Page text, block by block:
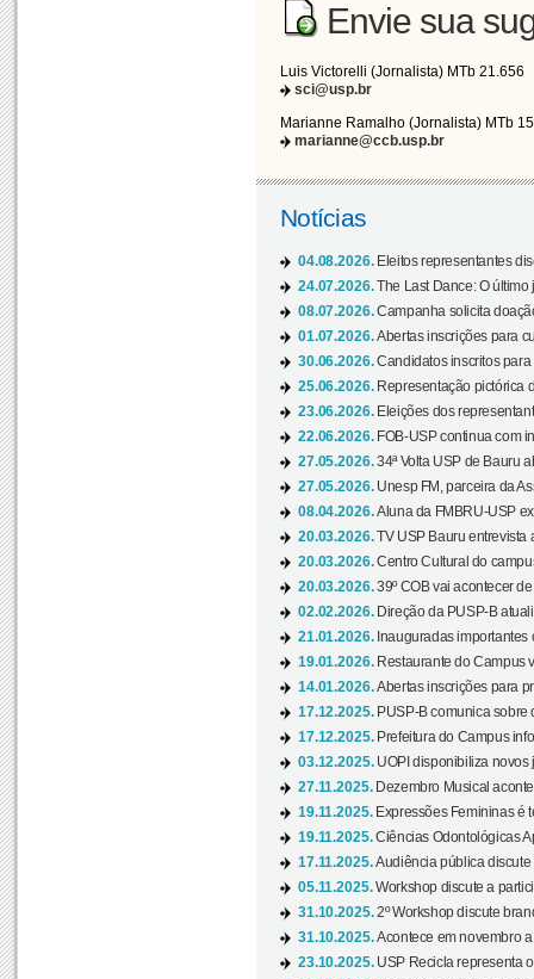
Envie sua
Luis Victorelli (Jornalista) MTb 21.656
sci@usp.br
Marianne Ramalho (Jornalista) MTb
marianne@ccb.usp.br
Notícias
04.08.2026. Eleitos representantes
24.07.2026.The Last Dance: O
08.07.2026.Campanha solicita
01.07.2026.Abertas inscrições para
30.06.2026.Candidatos inscritos
25.06.2026. Representação pictórica
23.06.2026. Eleições dos
22.06.2026. FOB-USP continua com
27.05.2026.34ª Volta USP de Bauru
27.05.2026. Unesp FM, parceira da
08.04.2026.Aluna da FMBRU-USP
20.03.2026.TV USP Bauru entrevista
20.03.2026.Centro Cultural do
20.03.2026.39º COB vai acontecer
02.02.2026. Direção da PUSP-B
21.01.2026. Inauguradas
19.01.2026. Restaurante do Campus
14.01.2026.Abertas inscrições para
17.12.2025. PUSP-B comunica sobre
17.12.2025. Prefeitura do Campus
03.12.2025. UOPI disponibiliza novos
27.11.2025. Dezembro Musical
19.11.2025. Expressões Femininas é
19.11.2025.Ciências Odontológicas
17.11.2025.Audiência pública
05.11.2025.Workshop discute a
31.10.2025.2º Workshop discute
31.10.2025.Acontece em novembro
23.10.2025. USP Recicla representa